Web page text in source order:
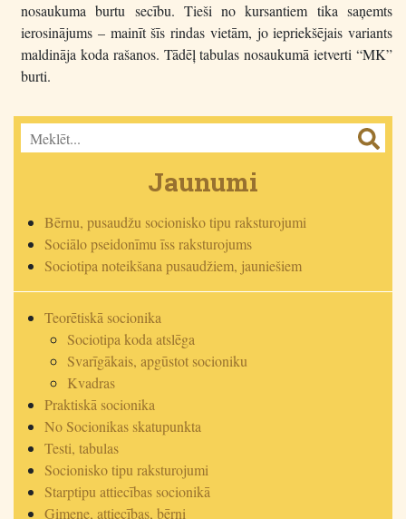
nosaukuma burtu secību. Tieši no kursantiem tika saņemts
ierosinājums – mainīt šīs rindas vietām, jo iepriekšējais variants
maldināja koda rašanos. Tādēļ tabulas nosaukumā ietverti “MK”
burti.
Jaunumi
Bērnu, pusaudžu socionisko tipu raksturojumi
Sociālo pseidonīmu īss raksturojums
Sociotipa noteikšana pusaudžiem, jauniešiem
Teorētiskā socionika
Sociotipa koda atslēga
Svarīgākais, apgūstot socioniku
Kvadras
Praktiskā socionika
No Socionikas skatupunkta
Testi, tabulas
Socionisko tipu raksturojumi
Starptipu attiecības socionikā
Ģimene, attiecības, bērni